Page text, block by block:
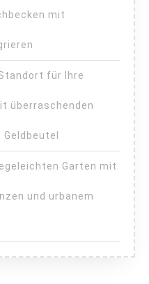
mit
für Ihre
überraschenden
Garten mit
und urbanem